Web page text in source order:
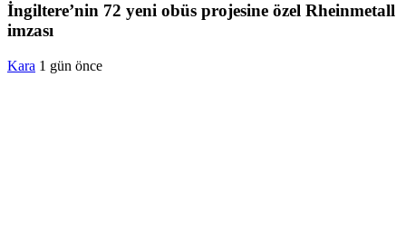
İngiltere’nin 72 yeni obüs projesine özel Rheinmetall
imzası
Kara 1 gün önce